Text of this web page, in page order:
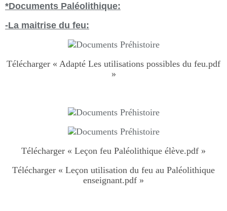
*Documents Paléolithique:
-La maitrise du feu:
Télécharger « Adapté Les utilisations possibles du feu.pdf
»
Télécharger « Leçon feu Paléolithique élève.pdf »
Télécharger « Leçon utilisation du feu au Paléolithique
enseignant.pdf »